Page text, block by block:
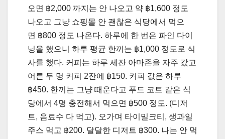
오면 ฿2,000 까지는 안 나오고 약 ฿1,600 정도
나오고 그냥 쇼핑몰 안 괜찮은 식당에서 먹으
면 ฿800 정도 나온다. 하루에 한 번은 파인 다이
닝을 했으니 하루 평균 한끼는 ฿1,000 정도로 식
사를 했다. 커피는 하루 세잔 아마존을 자주 갔고
어른 두 명 커피 2잔에 ฿150. 커피 값은 하루
฿450. 한끼는 그냥 때운다고 푸드 코트 같은 식
당에서 4명 충전해서 먹으면 ฿500 정도. (디저
트, 음료수 다 먹고). 오가며 타이밀크티, 생과일
주스 먹고 ฿200. 달달한 디저트 ฿300. 나는 안 먹